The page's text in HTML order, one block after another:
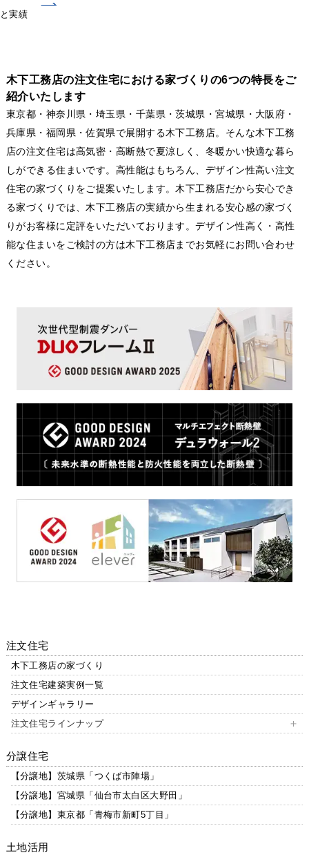
と実績
木下工務店の注文住宅における家づくりの6つの特長をご
紹介いたします
東京都・神奈川県・埼玉県・千葉県・茨城県・宮城県・大阪府・
兵庫県・福岡県・佐賀県で展開する木下工務店。そんな木下工務
店の注文住宅は高気密・高断熱で夏涼しく、冬暖かい快適な暮ら
しができる住まいです。高性能はもちろん、デザイン性高い注文
住宅の家づくりをご提案いたします。木下工務店だから安心でき
る家づくりでは、木下工務店の実績から生まれる安心感の家づく
りがお客様に定評をいただいております。デザイン性高く・高性
能な住まいをご検討の方は木下工務店までお気軽にお問い合わせ
ください。
注文住宅
木下工務店の家づくり
注文住宅建築実例一覧
デザインギャラリー
注文住宅ラインナップ
ペットと過ごす家
URBAN GRANSIS
Graci・yas
Ku・ra・su家
Chaleur
分譲住宅
【分譲地】茨城県「つくば市陣場」
【分譲地】宮城県「仙台市太白区大野田」
【分譲地】東京都「青梅市新町5丁目」
土地活用